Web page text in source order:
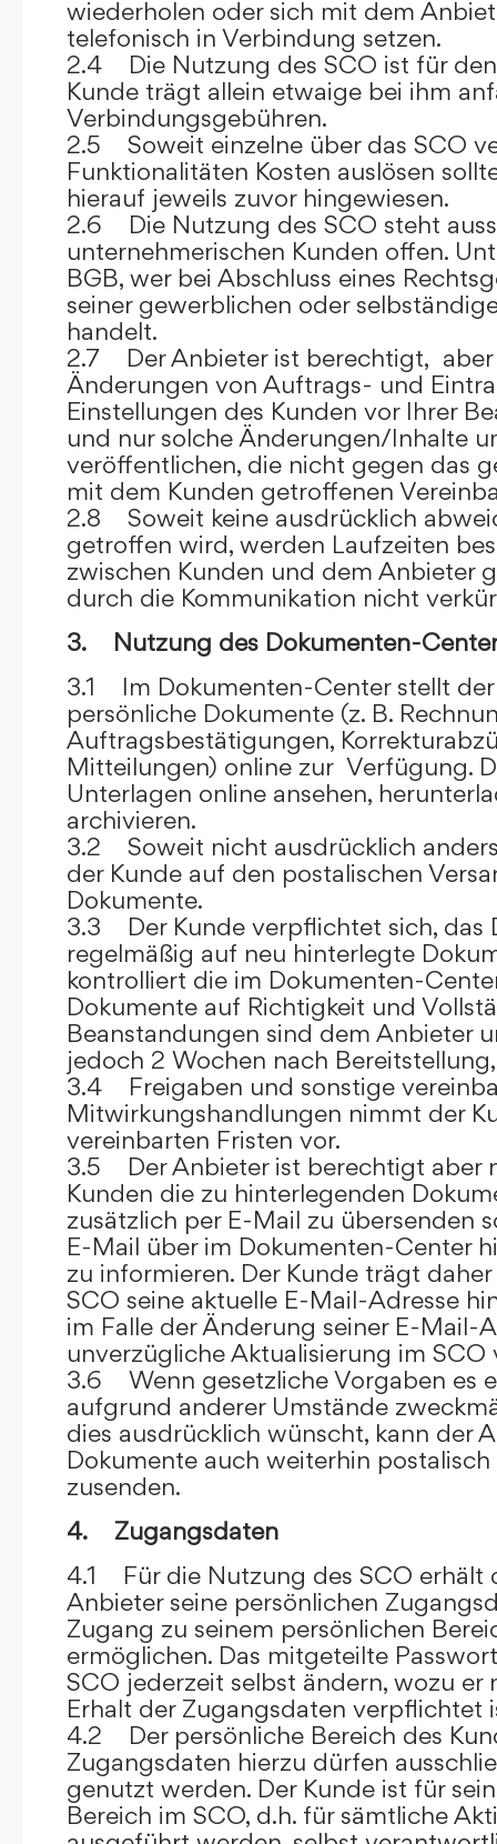
wiederholen oder sich mit dem
telefonisch in Verbindung setzen.
2.4 Die Nutzung des SCO ist für den
Kunde trägt allein etwaige bei ihm
Verbindungsgebühren.
2.5 Soweit einzelne über das SCO
Funktionalitäten Kosten auslösen
hierauf jeweils zuvor hingewiesen.
2.6 Die Nutzung des SCO steht
unternehmerischen Kunden offen.
BGB, wer bei Abschluss eines
seiner gewerblichen oder
handelt.
2.7 Der Anbieter ist berechtigt,
Änderungen von Auftrags- und
Einstellungen des Kunden vor Ihrer
und nur solche Änderungen/Inhalte
veröffentlichen, die nicht gegen das
mit dem Kunden getroffenen
2.8 Soweit keine ausdrücklich
getroffen wird, werden Laufzeiten
zwischen Kunden und dem Anbieter
durch die Kommunikation nicht
3. Nutzung des Dokumenten-
3.1 Im Dokumenten-Center stellt
persönliche Dokumente (z. B.
Auftragsbestätigungen,
Mitteilungen) online zur Verfügung.
Unterlagen online ansehen,
archivieren.
3.2 Soweit nicht ausdrücklich
der Kunde auf den postalischen
Dokumente.
3.3 Der Kunde verpflichtet sich, das
regelmäßig auf neu hinterlegte
kontrolliert die im Dokumenten-
Dokumente auf Richtigkeit und
Beanstandungen sind dem Anbieter
jedoch 2 Wochen nach
3.4 Freigaben und sonstige
Mitwirkungshandlungen nimmt der
vereinbarten Fristen vor.
3.5 Der Anbieter ist berechtigt aber
Kunden die zu hinterlegenden
zusätzlich per E-Mail zu übersenden
E-Mail über im Dokumenten-Center
zu informieren. Der Kunde trägt
SCO seine aktuelle E-Mail-Adresse
im Falle der Änderung seiner E-Mail-
unverzügliche Aktualisierung im SCO
3.6 Wenn gesetzliche Vorgaben es
aufgrund anderer Umstände
dies ausdrücklich wünscht, kann der
Dokumente auch weiterhin
zusenden.
4. Zugangsdaten
4.1 Für die Nutzung des SCO erhält
Anbieter seine persönlichen
Zugang zu seinem persönlichen
ermöglichen. Das mitgeteilte
SCO jederzeit selbst ändern, wozu er
Erhalt der Zugangsdaten verpflichtet
4.2 Der persönliche Bereich des
Zugangsdaten hierzu dürfen
genutzt werden. Der Kunde ist für
Bereich im SCO, d.h. für sämtliche